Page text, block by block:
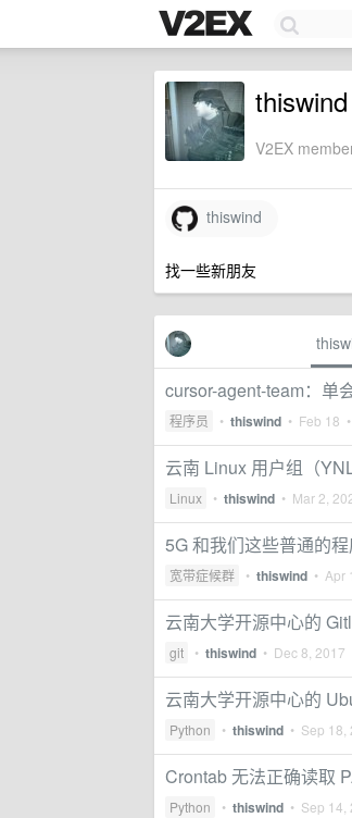
thiswind
V2EX
thiswind
找一些新朋友
cursor-agent-team：单
程序员 • thiswind • Feb 18
云南 Linux 用户组（
Linux • thiswind • Mar 2,
5G 和我们这些普通的程
宽带症候群 • thiswind • Apr
云南大学开源中心的
git • thiswind • Dec 8, 2017
云南大学开源中心的
Python • thiswind • Sep 18,
Crontab 无法正确读取
Python • thiswind • Sep 14,